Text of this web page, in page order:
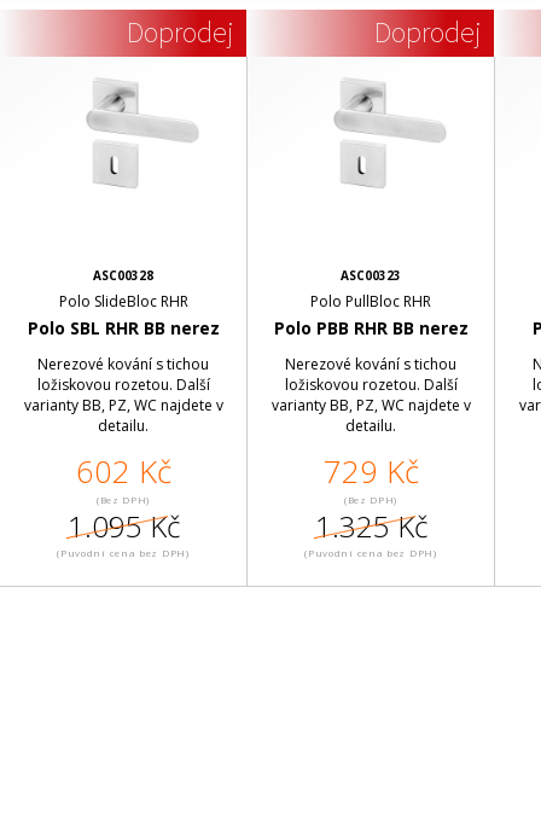
Doprodej
ASC00328
Polo SlideBloc RHR
Polo SBL RHR BB nerez
Nerezové kování s tichou
ložiskovou rozetou. Další
varianty BB, PZ, WC najdete v
detailu.
602 Kč
(Bez DPH)
1.095 Kč
(Puvodní cena bez DPH)
Doprodej
ASC00323
Polo PullBloc RHR
Polo PBB RHR BB nerez
Nerezové kování s tichou
ložiskovou rozetou. Další
varianty BB, PZ, WC najdete v
detailu.
729 Kč
(Bez DPH)
1.325 Kč
(Puvodní cena bez DPH)